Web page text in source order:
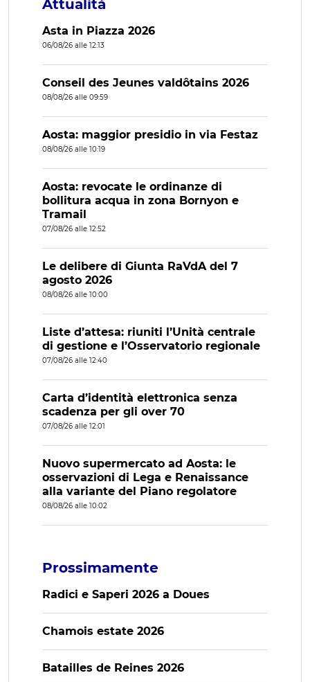
Attualità
Asta in Piazza 2026
06/08/26 alle 12:13
Conseil des Jeunes valdôtains 2026
08/08/26 alle 09:59
Aosta: maggior presidio in via Festaz
08/08/26 alle 10:19
Aosta: revocate le ordinanze di
bollitura acqua in zona Bornyon e
Tramail
07/08/26 alle 12:52
Le delibere di Giunta RaVdA del 7
agosto 2026
08/08/26 alle 10:00
Liste d’attesa: riuniti l’Unità centrale
di gestione e l’Osservatorio regionale
07/08/26 alle 12:40
Carta d’identità elettronica senza
scadenza per gli over 70
07/08/26 alle 12:01
Nuovo supermercato ad Aosta: le
osservazioni di Lega e Renaissance
alla variante del Piano regolatore
08/08/26 alle 10:02
Prossimamente
Radici e Saperi 2026 a Doues
Chamois estate 2026
Batailles de Reines 2026